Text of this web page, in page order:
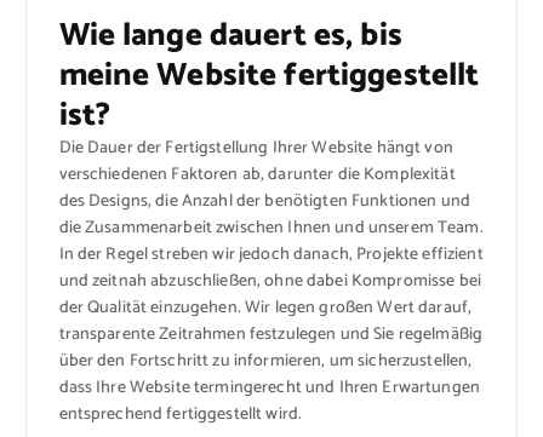
Wie lange dauert es, bis
meine Website fertiggestellt
ist?
Die Dauer der Fertigstellung Ihrer Website hängt von
verschiedenen Faktoren ab, darunter die Komplexität
des Designs, die Anzahl der benötigten Funktionen und
die Zusammenarbeit zwischen Ihnen und unserem Team.
In der Regel streben wir jedoch danach, Projekte effizient
und zeitnah abzuschließen, ohne dabei Kompromisse bei
der Qualität einzugehen. Wir legen großen Wert darauf,
transparente Zeitrahmen festzulegen und Sie regelmäßig
über den Fortschritt zu informieren, um sicherzustellen,
dass Ihre Website termingerecht und Ihren Erwartungen
entsprechend fertiggestellt wird.